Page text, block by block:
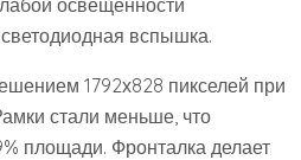
вспышка.
1792х828 пикселей при
стали меньше, что
площади. Фронталка делает